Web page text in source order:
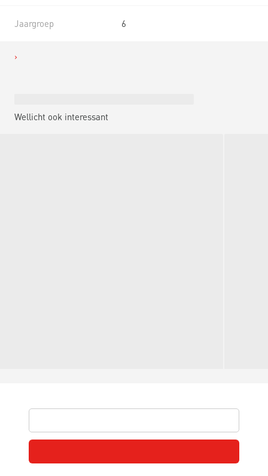
Jaargroep 6
Wellicht ook interessant